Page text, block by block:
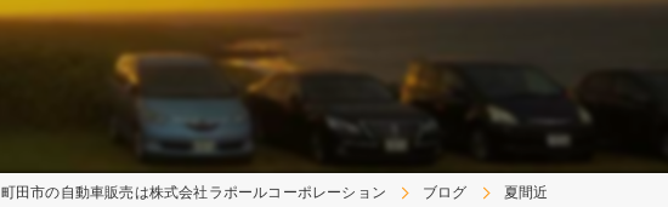
町田市の自動車販売は株式会社ラポールコーポレーション ブログ 夏間近